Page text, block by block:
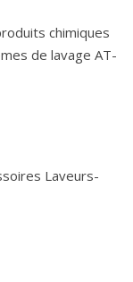
chimiques
de lavage AT-
Laveurs-